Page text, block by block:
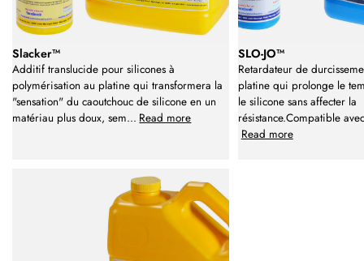
Slacker™
Additif translucide pour silicones à
polymérisation au platine qui transformera la
"sensation" du caoutchouc de silicone en un
matériau plus doux, sem... Read more
SLO-JO™
Retardateur de
platine qui prolonge le
le silicone sans affecter la
résistance.Compatible
Read more